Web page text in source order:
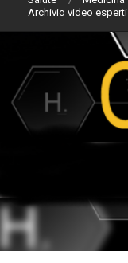
Menu
Archivio video esperti